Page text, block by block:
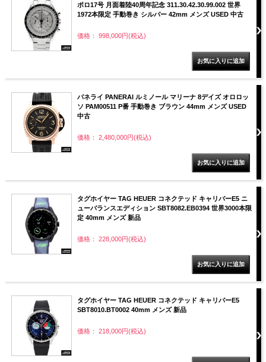
ポロ17号 月面着陸40周年記念 311.30.42.30.99.002 世界
1972本限定 手動巻き シルバー 42mm メンズ USED 中古
価格： 998,000円(税込)
パネライ PANERAI ルミノール マリーナ 8デイズ オロロッ
ソ PAM00511 P番 手動巻き ブラウン 44mm メンズ USED
中古
価格： 2,480,000円(税込)
タグホイヤー TAG HEUER コネクテッド キャリバーE5 ニ
ューバランスエディション SBT8082.EB0394 世界3000本限
定 40mm メンズ 新品
価格： 228,000円(税込)
タグホイヤー TAG HEUER コネクテッド キャリバーE5
SBT8010.BT0002 40mm メンズ 新品
価格： 218,000円(税込)